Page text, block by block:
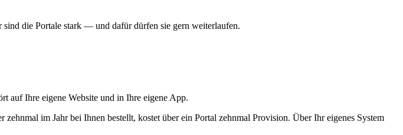
die Portale stark — und dafür dürfen sie gern weiterlaufen.
auf Ihre eigene Website und in Ihre eigene App.
im Jahr bei Ihnen bestellt, kostet über ein Portal zehnmal Provision. Über Ihr eigenes System